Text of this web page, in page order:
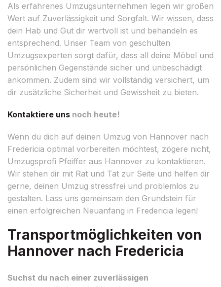
Als erfahrenes Umzugsunternehmen legen wir großen
Wert auf Zuverlässigkeit und Sorgfalt. Wir wissen, dass
dein Hab und Gut dir wertvoll ist und behandeln es
entsprechend. Unser Team von geschulten
Umzugsexperten sorgt dafür, dass all deine Möbel und
persönlichen Gegenstände sicher und unbeschädigt
ankommen. Zudem sind wir vollständig versichert, um
dir zusätzliche Sicherheit und Gewissheit zu bieten.
Kontaktiere uns noch heute!
Wenn du dich auf deinen Umzug von Hannover nach
Fredericia optimal vorbereiten möchtest, zögere nicht,
Umzugsprofi Pfeiffer aus Hannover zu kontaktieren.
Wir stehen dir mit Rat und Tat zur Seite und helfen dir
gerne, deinen Umzug stressfrei und problemlos zu
gestalten. Lass uns gemeinsam den Grundstein für
einen erfolgreichen Neuanfang in Fredericia legen!
Transportmöglichkeiten von
Hannover nach Fredericia
Suchst du nach einer zuverlässigen